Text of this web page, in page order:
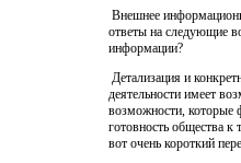
Внешнее
ответы на следующие
информации?
Детализация и
деятельности имеет
возможности, которые
готовность общества
вот очень короткий